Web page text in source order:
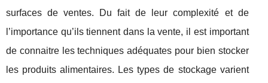
surfaces de ventes. Du fait de leur complexité et de
l’importance qu’ils tiennent dans la vente, il est important
de connaitre les techniques adéquates pour bien stocker
les produits alimentaires. Les types de stockage varient